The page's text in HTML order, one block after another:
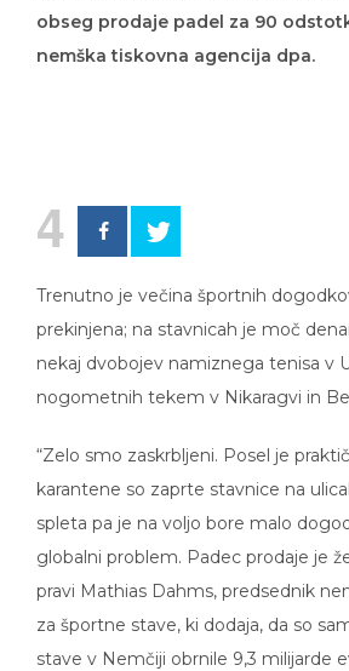
obseg prodaje padel za 90
nemška tiskovna agencija dpa.
4
Trenutno je večina športnih
prekinjena; na stavnicah je moč
nekaj dvobojev namiznega tenisa v
nogometnih tekem v Nikaragvi in
“Zelo smo zaskrbljeni. Posel je
karantene so zaprte stavnice na
spleta pa je na voljo bore malo
globalni problem. Padec prodaje je
pravi Mathias Dahms, predsednik
za športne stave, ki dodaja, da so
stave v Nemčiji obrnile 9,3 milijarde